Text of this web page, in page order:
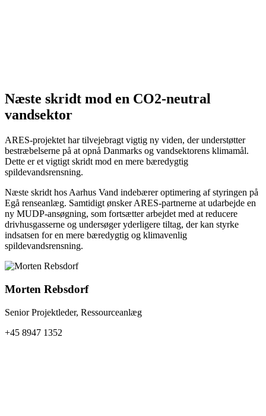
Næste skridt mod en CO2-neutral
vandsektor
ARES-projektet har tilvejebragt vigtig ny viden, der understøtter
bestræbelserne på at opnå Danmarks og vandsektorens klimamål.
Dette er et vigtigt skridt mod en mere bæredygtig
spildevandsrensning.
Næste skridt hos Aarhus Vand indebærer optimering af styringen på
Egå renseanlæg. Samtidigt ønsker ARES-partnerne at udarbejde en
ny MUDP-ansøgning, som fortsætter arbejdet med at reducere
drivhusgasserne og undersøger yderligere tiltag, der kan styrke
indsatsen for en mere bæredygtig og klimavenlig
spildevandsrensning.
Morten Rebsdorf
Senior Projektleder, Ressourceanlæg
+45 8947 1352